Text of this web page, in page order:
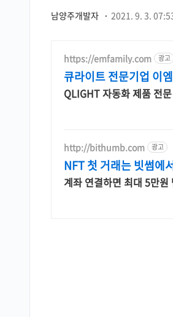
남양주개발자 · 2021. 9. 3.
https://emfamily.com 광고
큐라이트 전문기업 이
QLIGHT 자동화 제품 전
http://bithumb.com 광고
NFT 첫 거래는 빗썸에
계좌 연결하면 최대 5만